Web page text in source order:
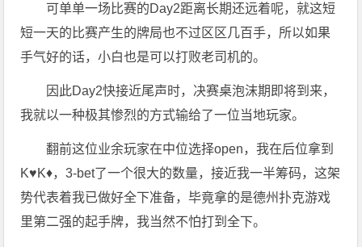
可单单一场比赛的Day2距离长期还远着呢，就这短
短一天的比赛产生的牌局也不过区区几百手，所以如果
手气好的话，小白也是可以打败老司机的。
因此Day2快接近尾声时，决赛桌泡沫期即将到来，
我就以一种极其惨烈的方式输给了一位当地玩家。
翻前这位业余玩家在中位选择open，我在后位拿到
K♥K♦，3-bet了一个很大的数量，接近我一半筹码，这架
势代表着我已做好全下准备，毕竟拿的是德州扑克游戏
里第二强的起手牌，我当然不怕打到全下。